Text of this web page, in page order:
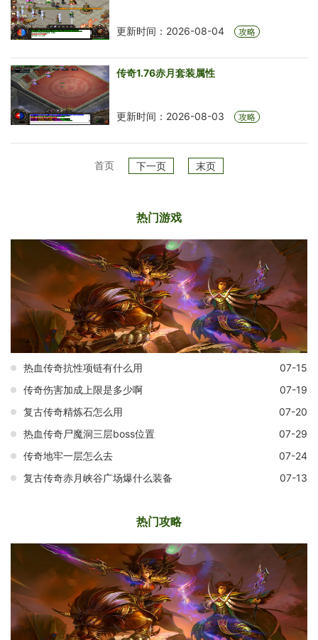
更新时间：2026-08-04 攻略
传奇1.76赤月套装属性
更新时间：2026-08-03 攻略
首页 下一页 末页
热门游戏
热血传奇抗性项链有什么用
07-15
传奇伤害加成上限是多少啊
07-19
复古传奇精炼石怎么用
07-20
热血传奇尸魔洞三层boss位置
07-29
传奇地牢一层怎么去
07-24
复古传奇赤月峡谷广场爆什么装备
07-13
热门攻略